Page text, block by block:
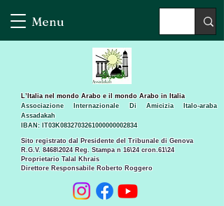
Menu
Sito registrato dal Presidente del Tribunale di Genova
R.G.V. 8468\2024 Reg. Stampa n 16\24 cron.61\24 ​
Proprietario Talal Khrais
Direttore Responsabile Roberto Roggero
L’Italia nel mondo Arabo e il mondo Arabo in Italia
Associazione Internazionale Di Amicizia Italo-araba
Assadakah
IBAN: IT03K0832703261000000002834